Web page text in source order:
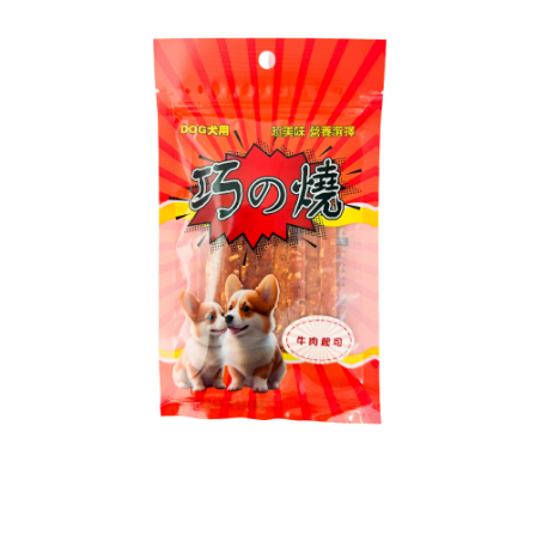
とに計算されます。AFTEEで注文すると、商品を受け取るまで支払い期限
を延長できますが、商品を期限内に受け取れない場合があります（例：予
約商品や商品到着日が比較的遅い商品）。そのため、商品到着の有無に関
わらず、AFTEEで指定された期限内にお支払いください。
1.初回 AFTEEを ご利用の際に、認証結果及び当社の審査の結果に基づ
き、限度額が設定されます。
2.決済金額は最低NT$20です。
3.現在、台湾の会員のみご利用いただけます。
三、利用規約「AFTEE代金後払い」（以下当サービスという）はネットプ
ロテクションズ（以下 AFTEE という）が提供し、AFTEEが代金を徴収し
ます。当サービスご利用の際に提供しなければならない個人情報（注文者
の氏名、電話番号、受取人の氏名、電話番号、受取人住所を含むがこれに
限らない）は、AFTEEに渡され当サービスで必要な範囲内で利用されま
す。AFTEEの個人情報の収集、処理、利用について、詳細はAFTEE公式ホ
ームページの『個人情報の収集、処理及び利用に関する声明』をご参照く
配送毎にNT$60、NT$599以上で送料無料
配送毎にNT$120、NT$899以上で送料無料